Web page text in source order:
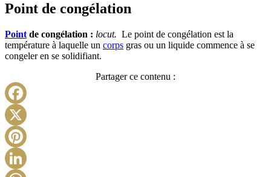
Point de congélation
Point de congélation : locut. Le point de congélation est la
température à laquelle un corps gras ou un liquide commence à se
congeler en se solidifiant.
Partager ce contenu :